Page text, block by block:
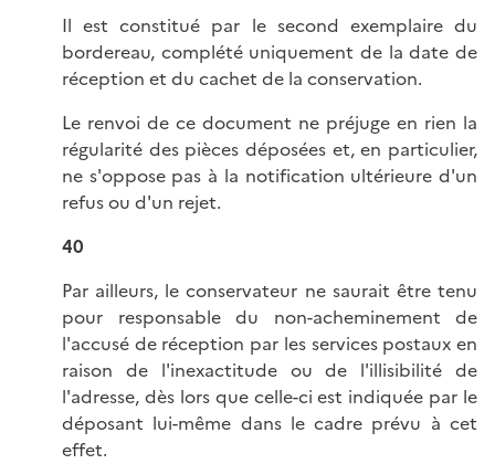
Il est constitué par le second exemplaire du
bordereau, complété uniquement de la date de
réception et du cachet de la conservation.
Le renvoi de ce document ne préjuge en rien la
régularité des pièces déposées et, en particulier,
ne s'oppose pas à la notification ultérieure d'un
refus ou d'un rejet.
40
Par ailleurs, le conservateur ne saurait être tenu
pour responsable du non-acheminement de
l'accusé de réception par les services postaux en
raison de l'inexactitude ou de l'illisibilité de
l'adresse, dès lors que celle-ci est indiquée par le
déposant lui-même dans le cadre prévu à cet
effet.